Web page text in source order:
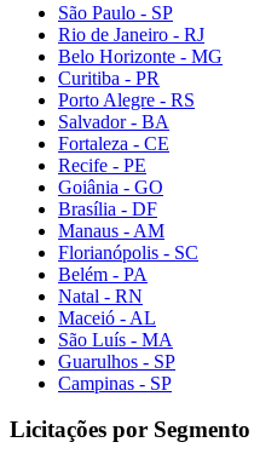
São Paulo - SP
Rio de Janeiro - RJ
Belo Horizonte - MG
Curitiba - PR
Porto Alegre - RS
Salvador - BA
Fortaleza - CE
Recife - PE
Goiânia - GO
Brasília - DF
Manaus - AM
Florianópolis - SC
Belém - PA
Natal - RN
Maceió - AL
São Luís - MA
Guarulhos - SP
Campinas - SP
Licitações por Segmento